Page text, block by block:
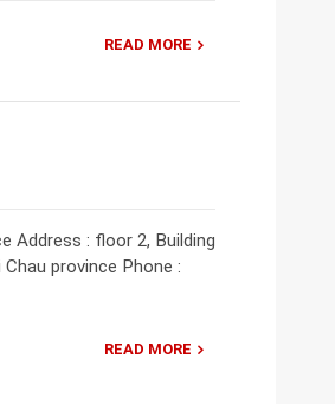
READ MORE
Address : floor 2, Building
province Phone :
READ MORE